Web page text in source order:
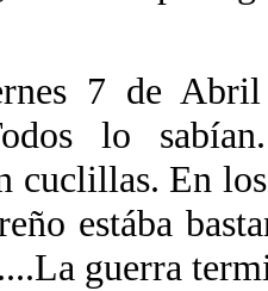
7 de
lo
cuclillas. En
estába
guerra